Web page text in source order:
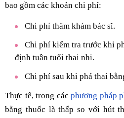
bao gồm các khoản chi phí:
Chi phí thăm khám bác sĩ.
Chi phí kiểm tra trước khi
định tuần tuổi thai nhi.
Chi phí sau khi phá thai
Thực tế, trong các phương pháp
bằng thuốc là thấp so với hút